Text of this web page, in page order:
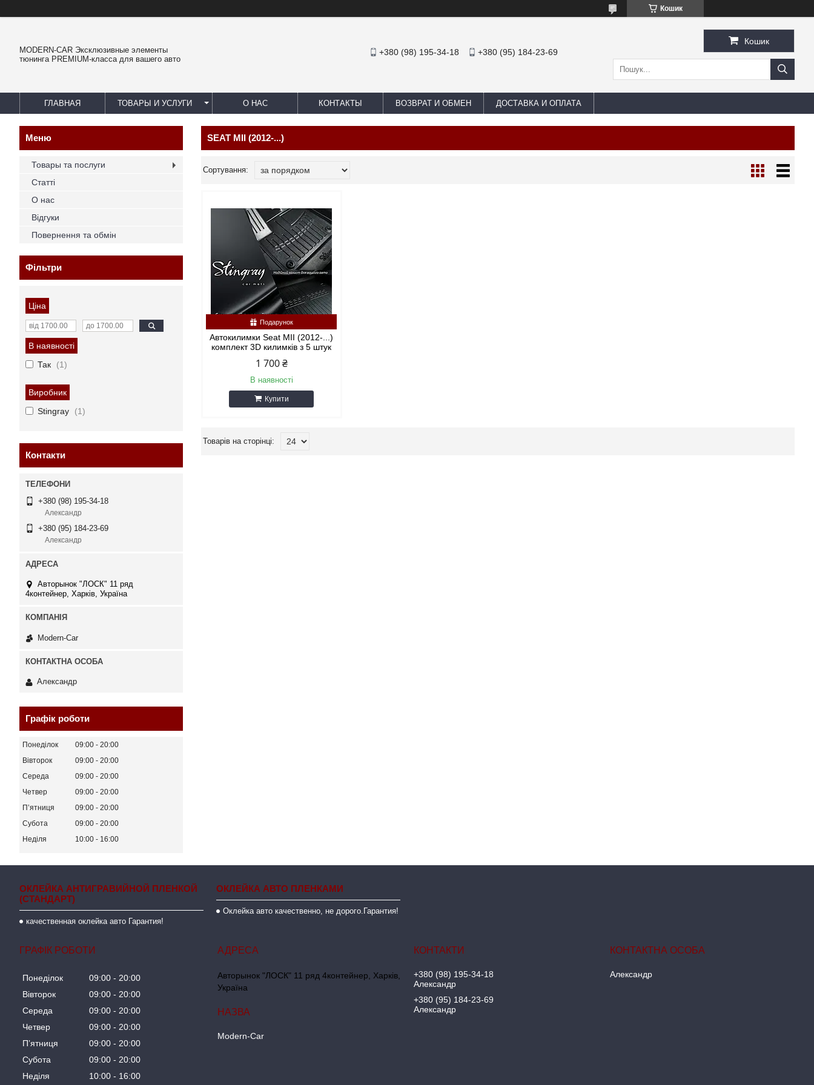
Кошик
MODERN-CAR Эксклюзивные элементы
тюнинга PREMIUM-класса для вашего авто
+380 (98) 195-34-18 +380 (95) 184-23-69
Кошик
ГЛАВНАЯ ТОВАРЫ И УСЛУГИ О НАС КОНТАКТЫ ВОЗВРАТ И ОБМЕН ДОСТАВКА И ОПЛАТА
SEAT MII (2012-...)
Подарунок
Автокилимки Seat MII (2012-...)
комплект 3D килимків з 5 штук
1 700 ₴
В наявності
Купити
Товары та послуги
Статті
О нас
Відгуки
Повернення та обмін
Фільтри
Ціна
В наявності
Так
1
Виробник
Stingray
1
Контакти
+380 (98) 195-34-18
Александр
+380 (95) 184-23-69
Александр
Авторынок "ЛОСК" 11 ряд
4контейнер, Харків, Україна
Modern-Car
Александр
Графік роботи
Понеділок 09:00
20:00
Вівторок
09:00
20:00
Середа
09:00
20:00
Четвер
09:00
20:00
Пʼятниця
09:00
20:00
Субота
09:00
20:00
Неділя
10:00 16:00
ОКЛЕЙКА АНТИГРАВИЙНОЙ ПЛЕНКОЙ
(СТАНДАРТ)
качественная оклейка авто Гарантия!
ОКЛЕЙКА АВТО ПЛЕНКАМИ
Оклейка авто качественно, не дорого.Гарантия!
ГРАФІК РОБОТИ
Понеділок 09:00
20:00
Вівторок
09:00
20:00
Середа
09:00
20:00
Четвер
09:00
20:00
Пʼятниця
09:00
20:00
Субота
09:00
20:00
Неділя
10:00 16:00
Авторынок "ЛОСК" 11 ряд 4контейнер, Харків,
Україна
Modern-Car
+380 (98) 195-34-18
Александр
+380 (95) 184-23-69
Александр
Александр